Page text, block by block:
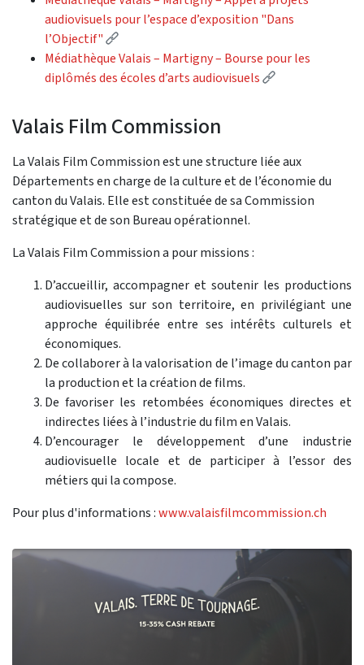
audiovisuels pour l’espace d’exposition "Dans
l’Objectif"
(External link)
Médiathèque Valais – Martigny – Bourse pour les
diplômés des écoles d’arts audiovisuels
(External link)
Valais Film Commission
La Valais Film Commission est une structure liée aux
Départements en charge de la culture et de l’économie du
canton du Valais. Elle est constituée de sa Commission
stratégique et de son Bureau opérationnel.
La Valais Film Commission a pour missions :
D’accueillir, accompagner et soutenir les productions
audiovisuelles sur son territoire, en privilégiant une
approche équilibrée entre ses intérêts culturels et
économiques.
De collaborer à la valorisation de l’image du canton par
la production et la création de films.
De favoriser les retombées économiques directes et
indirectes liées à l’industrie du film en Valais.
D’encourager le développement d’une industrie
audiovisuelle locale et de participer à l’essor des
métiers qui la compose.
Pour plus d'informations :www.valaisfilmcommission.ch